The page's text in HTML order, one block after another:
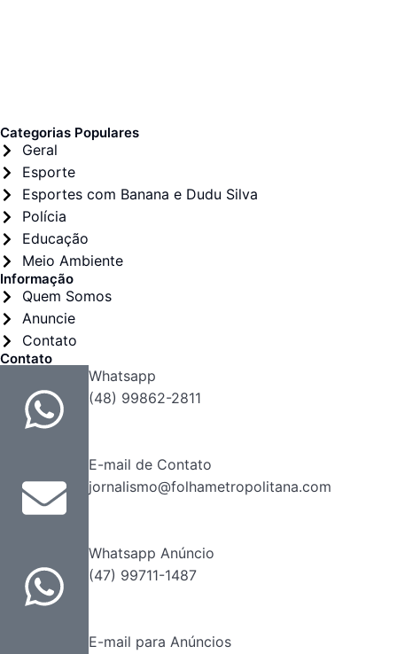
Categorias Populares
Geral
Esporte
Esportes com Banana e Dudu Silva
Polícia
Educação
Meio Ambiente
Informação
Quem Somos
Anuncie
Contato
Contato
Whatsapp
(48) 99862-2811
E-mail de Contato
jornalismo@folhametropolitana.com
Whatsapp Anúncio
(47) 99711-1487
E-mail para Anúncios